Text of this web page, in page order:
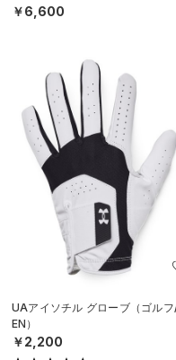
MEN）
￥6,600
UAアイソチル グローブ（ゴル
EN）
￥2,200